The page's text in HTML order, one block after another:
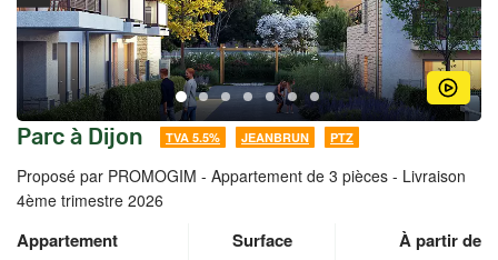
Parc à Dijon TVA 5.5% JEANBRUN PTZ
Proposé par PROMOGIM - Appartement de 3 pièces - Livraison
4ème trimestre 2026
Appartement Surface À partir de